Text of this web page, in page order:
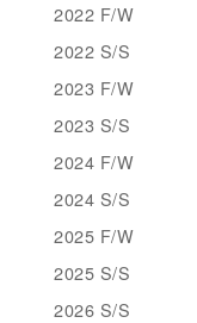
2022 F/W
2022 S/S
2023 F/W
2023 S/S
2024 F/W
2024 S/S
2025 F/W
2025 S/S
2026 S/S